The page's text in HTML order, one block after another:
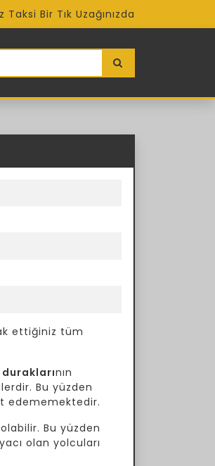
Taksi Bir Tık Uzağınızda
ettiğiniz tüm
nın
Bu yüzden
edememektedir.
Bu yüzden
olan yolcuları